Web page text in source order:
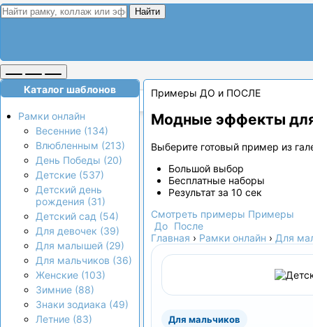
Найти
Каталог шаблонов
Рамки онлайн
Весенние (134)
Влюбленным (213)
День Победы (20)
Детские (537)
Детский день
рождения (31)
Детский сад (54)
Для девочек (39)
Для малышей (29)
Для мальчиков (36)
Женские (103)
Зимние (88)
Знаки зодиака (49)
Летние (83)
Примеры ДО и ПОСЛЕ
Модные эффекты
Выберите готовый пример из
Большой выбор
Бесплатные наборы
Результат за 10 сек
Смотреть примеры Примеры
До После
Главная › Рамки онлайн › Для
Для мальчиков